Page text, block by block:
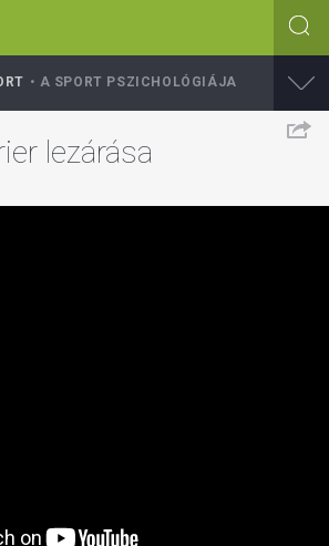
lezárása
A SPORT PSZICHOLÓGIÁJA